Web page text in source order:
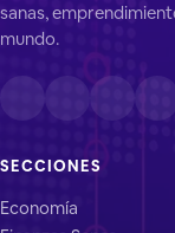
sanas,
mundo.
SECCIONES
Economía